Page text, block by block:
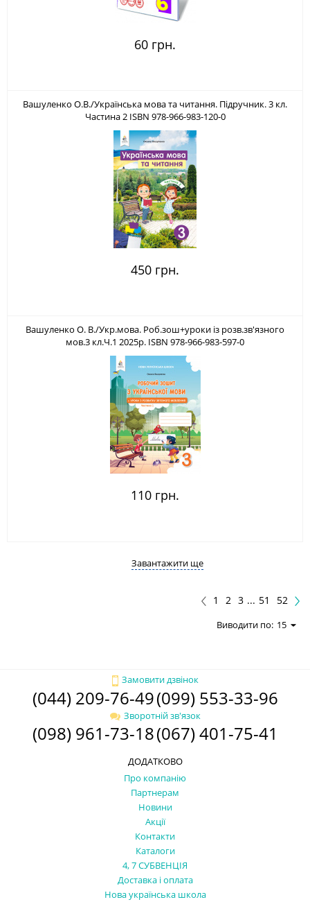
60 грн.
Вашуленко О.В./Українська мова та читання. Підручник. 3 кл.
Частина 2 ISBN 978-966-983-120-0
450 грн.
Вашуленко О. В./Укр.мова. Роб.зош+уроки із розв.зв'язного
мов.3 кл.Ч.1 2025р. ISBN 978-966-983-597-0
110 грн.
Завантажити ще
1 2 3 ... 51 52
Виводити по: 15
Замовити дзвінок
(044) 209-76-49(099) 553-33-96
Зворотній зв'язок
(098) 961-73-18(067) 401-75-41
ДОДАТКОВО
Про компанію
Партнерам
Новини
Акції
Контакти
Каталоги
4, 7 СУБВЕНЦІЯ
Доставка і оплата
Нова українська школа